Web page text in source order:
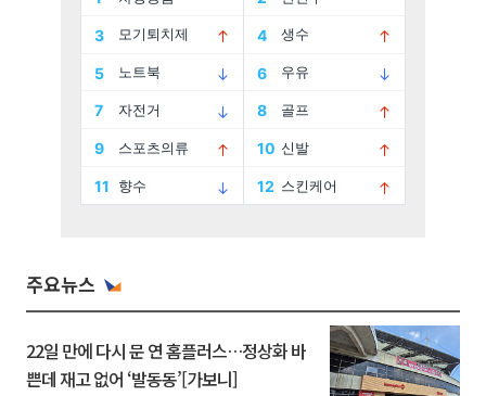
주요뉴스
22일 만에 다시 문 연 홈플러스…정상화 바
쁜데 재고 없어 ‘발동동’[가보니]